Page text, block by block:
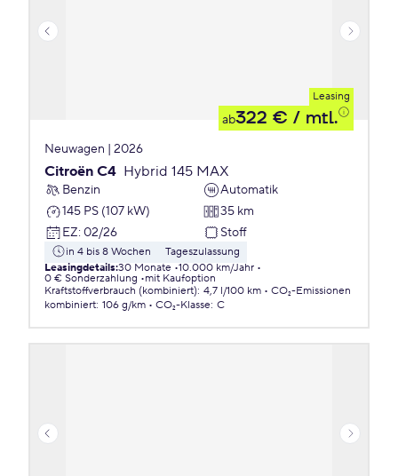
Leasing
ab322 € / mtl.
Neuwagen | 2026
Citroën C4 Hybrid 145 MAX
Benzin
Automatik
145 PS (107 kW)
35 km
EZ: 02/26 Stoff
in 4 bis 8 Wochen
Tageszulassung
Leasingdetails:30 Monate 10.000 km/Jahr
0 € Sonderzahlung
mit Kaufoption
Kraftstoffverbrauch (kombiniert): 4,7 l/100 km
CO₂-Emissionen
kombiniert: 106 g/km CO₂-Klasse: C